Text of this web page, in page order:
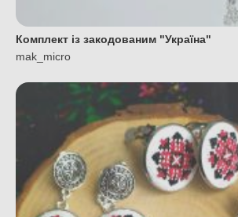
Комплект із закодованим "Україна"
mak_micro